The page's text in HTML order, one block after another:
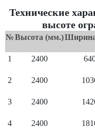
Технические
высоте
№Высота (мм.)
1 2400
2 2400
3 2400
4 2400